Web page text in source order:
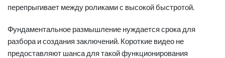
перепрыгивает между роликами с высокой быстротой.
Фундаментальное размышление нуждается срока для
разбора и создания заключений. Короткие видео не
предоставляют шанса для такой функционирования